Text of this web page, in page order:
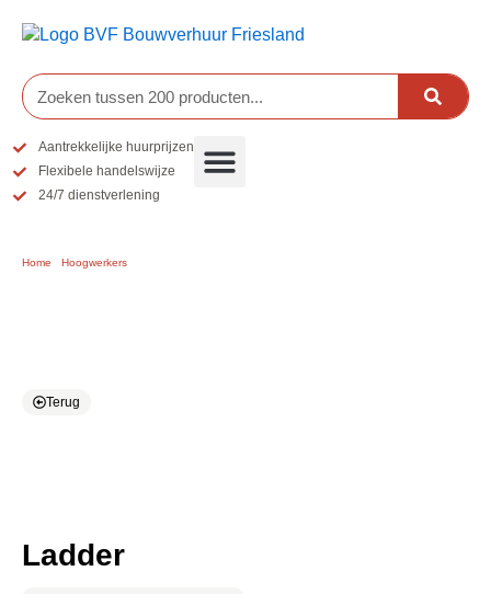
naar
inhoud
Zoeken
Aantrekkelijke huurprijzen
Flexibele handelswijze
24/7 dienstverlening
Home Hoogwerkers
Terug
Ladder